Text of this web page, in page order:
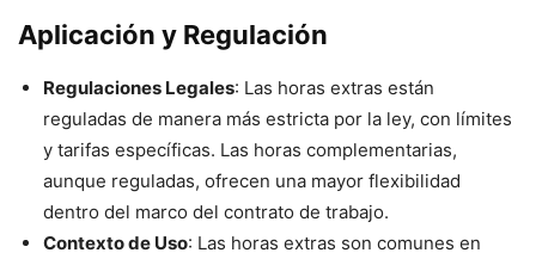
Aplicación y Regulación
Regulaciones Legales: Las horas extras están
reguladas de manera más estricta por la ley, con límites
y tarifas específicas. Las horas complementarias,
aunque reguladas, ofrecen una mayor flexibilidad
dentro del marco del contrato de trabajo.
Contexto de Uso: Las horas extras son comunes en